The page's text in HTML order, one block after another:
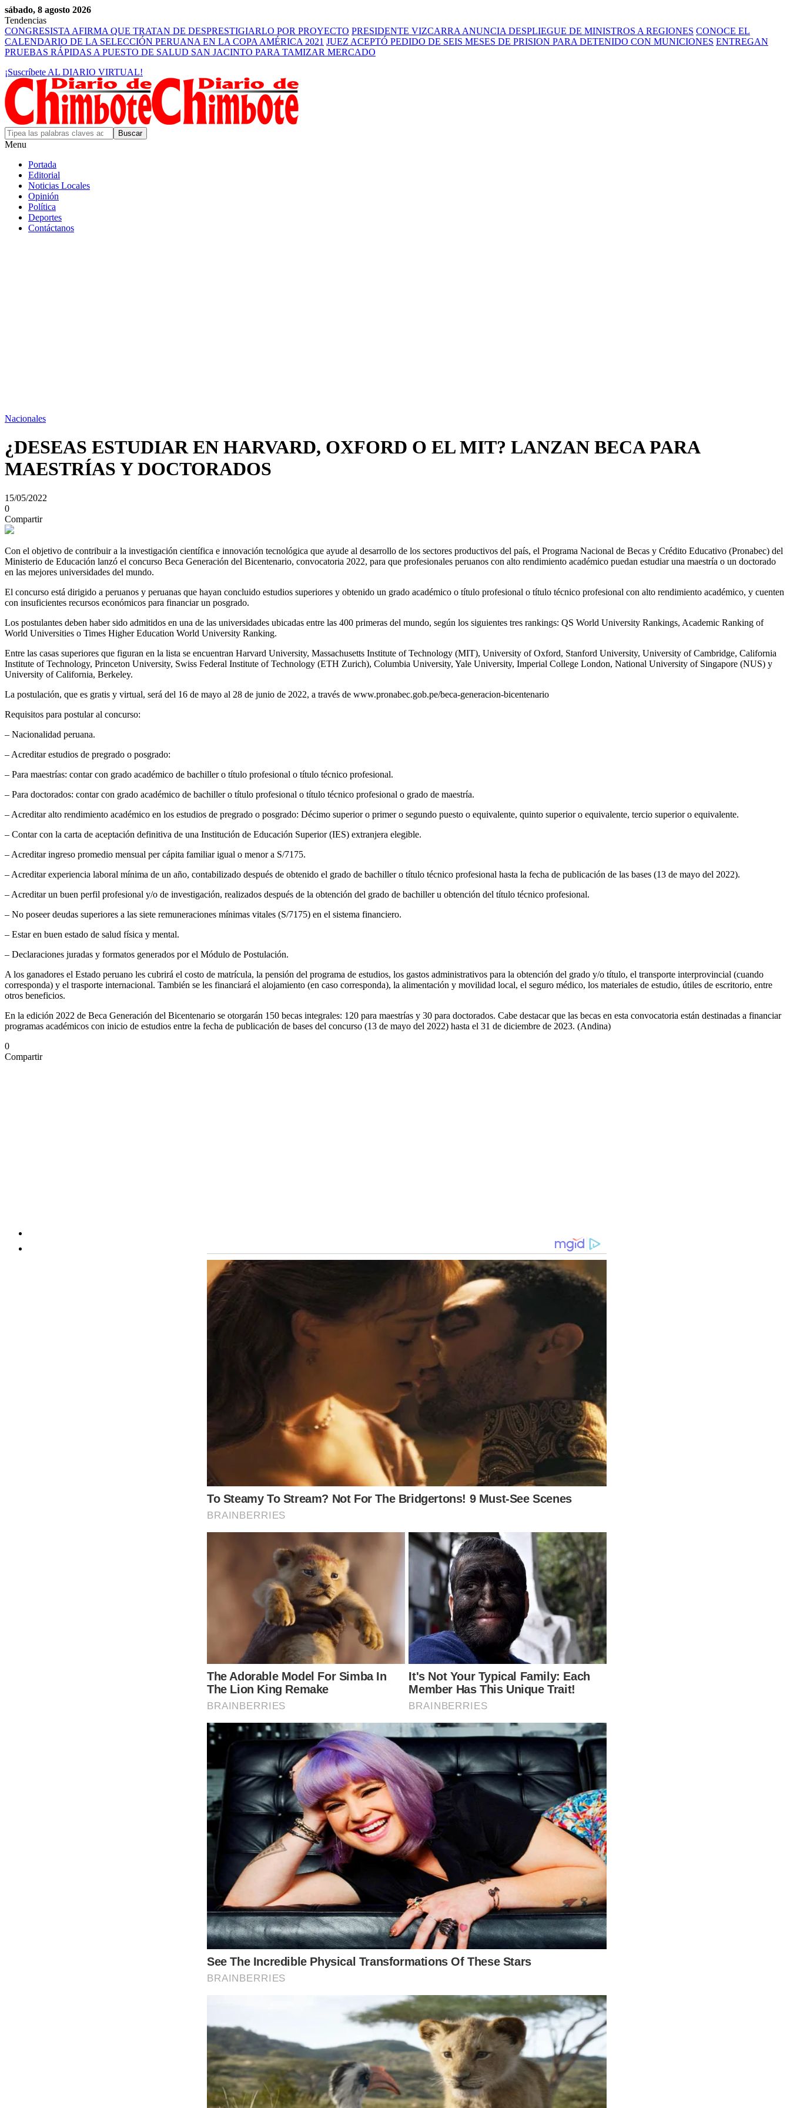
sábado, 8 agosto 2026
Tendencias
CONGRESISTA AFIRMA QUE TRATAN DE DESPRESTIGIARLO POR PROYECTO PRESIDENTE VIZCARRA ANUNCIA DESPLIEGUE DE MINISTROS A REGIONES CONOCE EL
CALENDARIO DE LA SELECCIÓN PERUANA EN LA COPA AMÉRICA 2021 JUEZ ACEPTÓ PEDIDO DE SEIS MESES DE PRISION PARA DETENIDO CON MUNICIONES ENTREGAN
PRUEBAS RÁPIDAS A PUESTO DE SALUD SAN JACINTO PARA TAMIZAR MERCADO
¡Suscríbete AL DIARIO VIRTUAL!
Menu
Portada
Editorial
Noticias Locales
Opinión
Política
Deportes
Contáctanos
Nacionales
¿DESEAS ESTUDIAR EN HARVARD, OXFORD O EL MIT? LANZAN BECA PARA
MAESTRÍAS Y DOCTORADOS
15/05/2022
0
Compartir
Con el objetivo de contribuir a la investigación científica e innovación tecnológica que ayude al desarrollo de los sectores productivos del país, el Programa Nacional de Becas y Crédito Educativo (Pronabec) del
Ministerio de Educación lanzó el concurso Beca Generación del Bicentenario, convocatoria 2022, para que profesionales peruanos con alto rendimiento académico puedan estudiar una maestría o un doctorado
en las mejores universidades del mundo.
El concurso está dirigido a peruanos y peruanas que hayan concluido estudios superiores y obtenido un grado académico o título profesional o título técnico profesional con alto rendimiento académico, y cuenten
con insuficientes recursos económicos para financiar un posgrado.
Los postulantes deben haber sido admitidos en una de las universidades ubicadas entre las 400 primeras del mundo, según los siguientes tres rankings: QS World University Rankings, Academic Ranking of
World Universities o Times Higher Education World University Ranking.
Entre las casas superiores que figuran en la lista se encuentran Harvard University, Massachusetts Institute of Technology (MIT), University of Oxford, Stanford University, University of Cambridge, California
Institute of Technology, Princeton University, Swiss Federal Institute of Technology (ETH Zurich), Columbia University, Yale University, Imperial College London, National University of Singapore (NUS) y
University of California, Berkeley.
La postulación, que es gratis y virtual, será del 16 de mayo al 28 de junio de 2022, a través de www.pronabec.gob.pe/beca-generacion-bicentenario
Requisitos para postular al concurso:
– Nacionalidad peruana.
– Acreditar estudios de pregrado o posgrado:
– Para maestrías: contar con grado académico de bachiller o título profesional o título técnico profesional.
– Para doctorados: contar con grado académico de bachiller o título profesional o título técnico profesional o grado de maestría.
– Acreditar alto rendimiento académico en los estudios de pregrado o posgrado: Décimo superior o primer o segundo puesto o equivalente, quinto superior o equivalente, tercio superior o equivalente.
– Contar con la carta de aceptación definitiva de una Institución de Educación Superior (IES) extranjera elegible.
– Acreditar ingreso promedio mensual per cápita familiar igual o menor a S/7175.
– Acreditar experiencia laboral mínima de un año, contabilizado después de obtenido el grado de bachiller o título técnico profesional hasta la fecha de publicación de las bases (13 de mayo del 2022).
– Acreditar un buen perfil profesional y/o de investigación, realizados después de la obtención del grado de bachiller u obtención del título técnico profesional.
– No poseer deudas superiores a las siete remuneraciones mínimas vitales (S/7175) en el sistema financiero.
– Estar en buen estado de salud física y mental.
– Declaraciones juradas y formatos generados por el Módulo de Postulación.
A los ganadores el Estado peruano les cubrirá el costo de matrícula, la pensión del programa de estudios, los gastos administrativos para la obtención del grado y/o título, el transporte interprovincial (cuando
corresponda) y el trasporte internacional. También se les financiará el alojamiento (en caso corresponda), la alimentación y movilidad local, el seguro médico, los materiales de estudio, útiles de escritorio, entre
otros beneficios.
En la edición 2022 de Beca Generación del Bicentenario se otorgarán 150 becas integrales: 120 para maestrías y 30 para doctorados. Cabe destacar que las becas en esta convocatoria están destinadas a financiar
programas académicos con inicio de estudios entre la fecha de publicación de bases del concurso (13 de mayo del 2022) hasta el 31 de diciembre de 2023. (Andina)
0
Compartir